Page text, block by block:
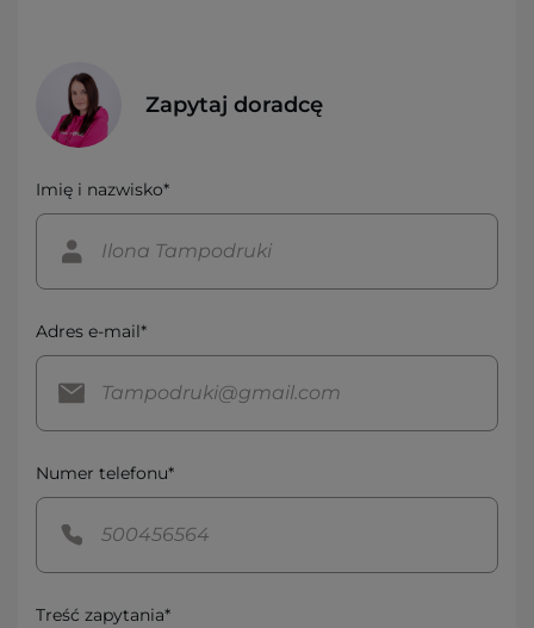
Zapytaj doradcę
Imię i nazwisko*
Adres e-mail*
Numer telefonu*
Treść zapytania*